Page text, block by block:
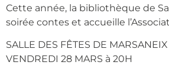
Cette année, la bibliothèque de
soirée contes et accueille
SALLE DES FÊTES DE MARSANEIX
VENDREDI 28 MARS à 20H